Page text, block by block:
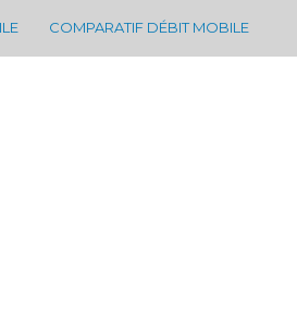
COMPARATIF DÉBIT MOBILE